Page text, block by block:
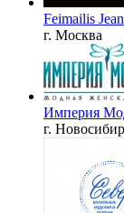
Feimailis
г. Москва
Империя
г.